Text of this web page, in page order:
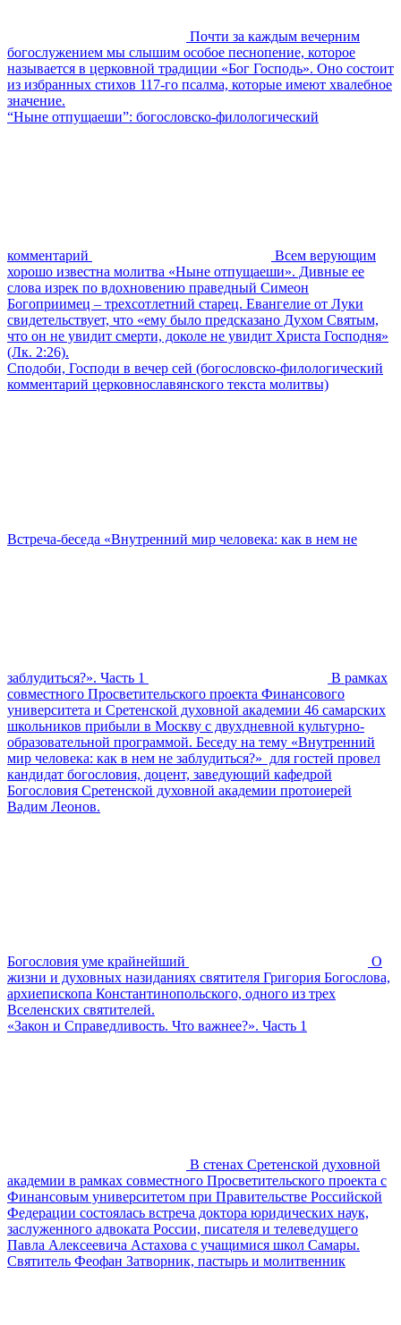
Почти за каждым вечерним
богослужением мы слышим особое песнопение, которое
называется в церковной традиции «Бог Господь». Оно состоит
из избранных стихов 117-го псалма, которые имеют хвалебное
значение.
“Ныне отпущаеши”: богословско-филологический
комментарий
Всем верующим
хорошо известна молитва «Ныне отпущаеши». Дивные ее
слова изрек по вдохновению праведный Симеон
Богоприимец – трехсотлетний старец. Евангелие от Луки
свидетельствует, что «ему было предсказано Духом Святым,
что он не увидит смерти, доколе не увидит Христа Господня»
(Лк. 2:26).
Сподоби, Господи в вечер сей (богословско-филологический
комментарий церковнославянского текста молитвы)
Встреча-беседа «Внутренний мир человека: как в нем не
заблудиться?». Часть 1
В рамках
совместного Просветительского проекта Финансового
университета и Сретенской духовной академии 46 самарских
школьников прибыли в Москву с двухдневной культурно-
образовательной программой. Беседу на тему «Внутренний
мир человека: как в нем не заблудиться?» для гостей провел
кандидат богословия, доцент, заведующий кафедрой
Богословия Сретенской духовной академии протоиерей
Вадим Леонов.
Богословия уме крайнейший
О
жизни и духовных назиданиях святителя Григория Богослова,
архиепископа Константинопольского, одного из трех
Вселенских святителей.
«Закон и Справедливость. Что важнее?». Часть 1
В стенах Сретенской духовной
академии в рамках совместного Просветительского проекта с
Финансовым университетом при Правительстве Российской
Федерации состоялась встреча доктора юридических наук,
заслуженного адвоката России, писателя и телеведущего
Павла Алексеевича Астахова с учащимися школ Самары.
Святитель Феофан Затворник, пастырь и молитвенник